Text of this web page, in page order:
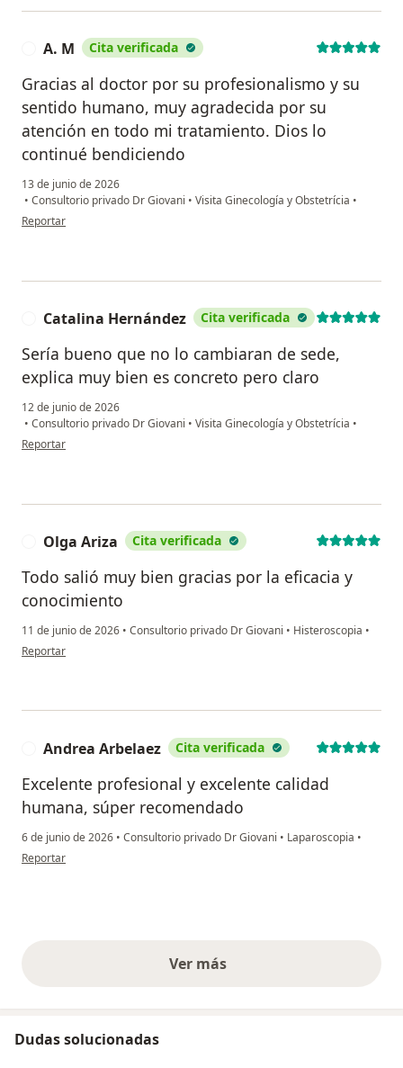
A. M Cita verificada
Gracias al doctor por su profesionalismo y su
sentido humano, muy agradecida por su
atención en todo mi tratamiento. Dios lo
continué bendiciendo
13 de junio de 2026
• Consultorio privado Dr Giovani • Visita Ginecología y Obstetrícia •
en opinión del usuario A. M
Reportar
Catalina Hernández Cita verificada
Sería bueno que no lo cambiaran de sede,
explica muy bien es concreto pero claro
12 de junio de 2026
• Consultorio privado Dr Giovani • Visita Ginecología y Obstetrícia •
en opinión del usuario Catalina Hernández
Reportar
Olga Ariza Cita verificada
Todo salió muy bien gracias por la eficacia y
conocimiento
11 de junio de 2026 • Consultorio privado Dr Giovani • Histeroscopia •
en opinión del usuario Olga Ariza
Reportar
Andrea Arbelaez Cita verificada
Excelente profesional y excelente calidad
humana, súper recomendado
6 de junio de 2026 • Consultorio privado Dr Giovani • Laparoscopia •
en opinión del usuario Andrea Arbelaez
Reportar
Ver másopiniones anteriores
Dudas solucionadas